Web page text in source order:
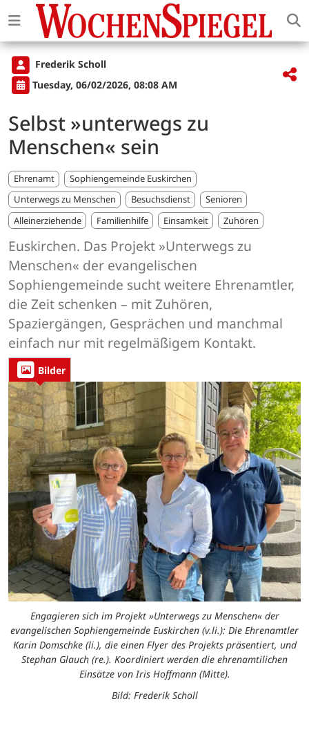
Frederik Scholl
Tuesday, 06/02/2026, 08:08 AM
Selbst »unterwegs zu
Menschen« sein
Ehrenamt
Sophiengemeinde Euskirchen
Unterwegs zu Menschen
Besuchsdienst
Senioren
Alleinerziehende
Familienhilfe Einsamkeit Zuhören
Euskirchen. Das Projekt »Unterwegs zu
Menschen« der evangelischen
Sophiengemeinde sucht weitere Ehrenamtler,
die Zeit schenken – mit Zuhören,
Spaziergängen, Gesprächen und manchmal
einfach nur mit regelmäßigem Kontakt.
Bilder
Engagieren sich im Projekt »Unterwegs zu Menschen« der
evangelischen Sophiengemeinde Euskirchen (v.li.): Die Ehrenamtler
Karin Domschke (li.), die einen Flyer des Projekts präsentiert, und
Stephan Glauch (re.). Koordiniert werden die ehrenamtilichen
Einsätze von Iris Hoffmann (Mitte).
Bild: Frederik Scholl